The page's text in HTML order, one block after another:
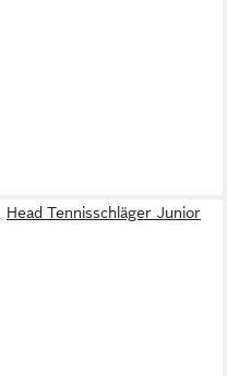
Head Tennisschläger Junior